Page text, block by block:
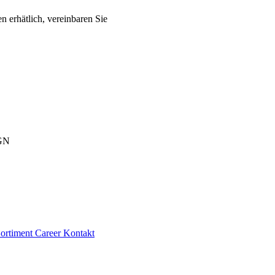
erhätlich, vereinbaren Sie
CareerKontakt